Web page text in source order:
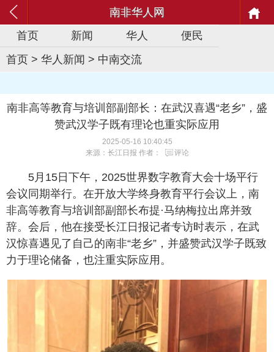
南非华人网
首页
新闻 华人
便民
首页 > 华人新闻 > 中南交流
南非高等教育与培训部副部长：在武汉喜遇“老乡”，盛
赞武汉学子既有理论也重实际应用
2025-05-16 10:40:45
来源：长江日报 作者：
评论
5月15日下午，2025世界数字教育大会十场平行
会议同期举行。在开放大学终身教育平行会议上，南
非高等教育与培训部副部长布提·马纳梅拉出席并致
辞。会后，他在接受长江日报记者专访时表示，在武
汉惊喜遇见了自己的南非“老乡”，并盛赞武汉学子既致
力于理论储备，也注重实际应用。